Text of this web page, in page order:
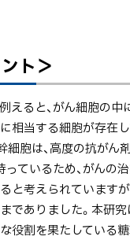
ト＞
えると、がん細胞の中
相当する細胞が存在
細胞は、高度の抗がん
っているため、がんの
と考えられています
でありました。本研究
役割を果たしている